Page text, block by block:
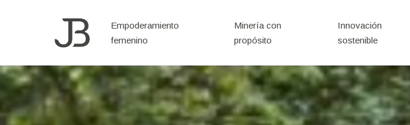
Empoderamiento
femenino
Minería con
propósito
Innovación
sostenible